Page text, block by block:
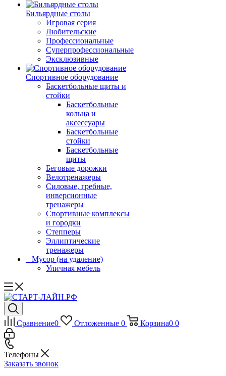
Бильярдные столы
Игровая серия
Любительские
Профессиональные
Суперпрофессиональные
Эксклюзивные
Спортивное оборудование
Баскетбольные щиты и
стойки
Баскетбольные
кольца и
аксессуары
Баскетбольные
стойки
Баскетбольные
щиты
Беговые дорожки
Велотренажеры
Силовые, гребные,
инверсионные
тренажеры
Спортивные комплексы
и городки
Степперы
Эллиптические
тренажеры
_ Мусор (на удаление)
Уличная мебель
Сравнение0 Отложенные 0 Корзина0 0
Телефоны
Заказать звонок